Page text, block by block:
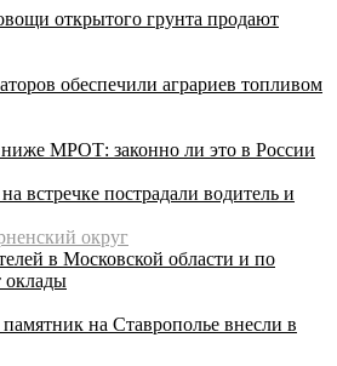
открытого грунта продают
обеспечили аграриев топливом
ниже МРОТ: законно ли это в России
встречке пострадали водитель и
округ
в Московской области и по
оклады
на Ставрополье внесли в